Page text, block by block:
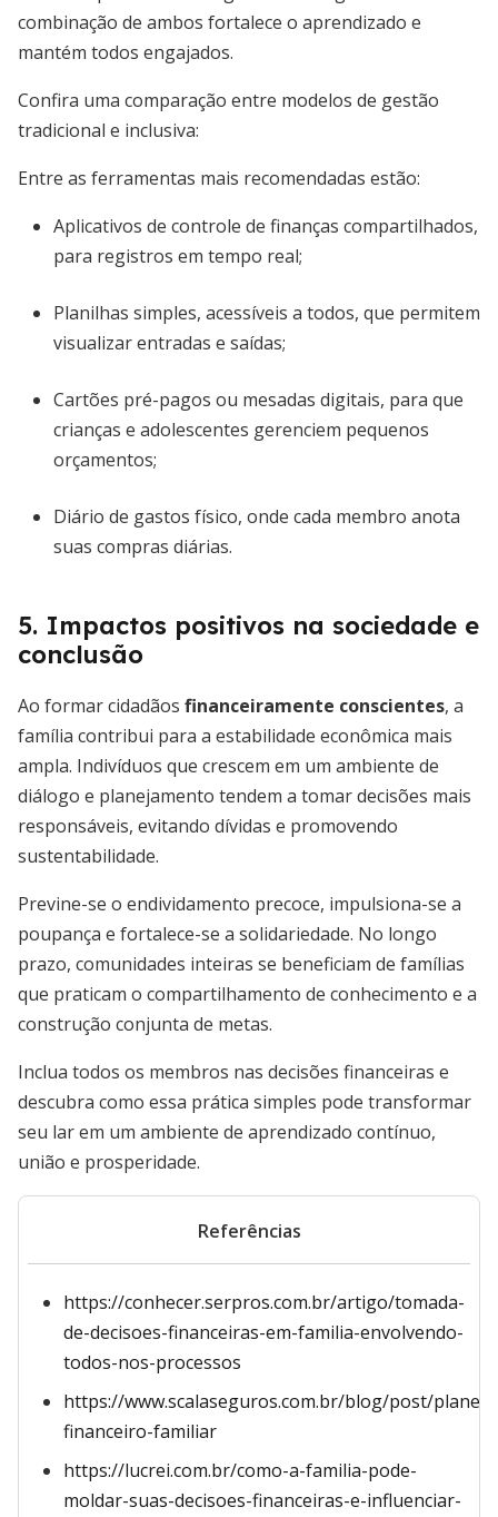
combinação de ambos fortalece o aprendizado e
mantém todos engajados.
Confira uma comparação entre modelos de gestão
tradicional e inclusiva:
Entre as ferramentas mais recomendadas estão:
Aplicativos de controle de finanças compartilhados,
para registros em tempo real;
Planilhas simples, acessíveis a todos, que permitem
visualizar entradas e saídas;
Cartões pré-pagos ou mesadas digitais, para que
crianças e adolescentes gerenciem pequenos
orçamentos;
Diário de gastos físico, onde cada membro anota
suas compras diárias.
5. Impactos positivos na sociedade e
conclusão
Ao formar cidadãos financeiramente conscientes, a
família contribui para a estabilidade econômica mais
ampla. Indivíduos que crescem em um ambiente de
diálogo e planejamento tendem a tomar decisões mais
responsáveis, evitando dívidas e promovendo
sustentabilidade.
Previne-se o endividamento precoce, impulsiona-se a
poupança e fortalece-se a solidariedade. No longo
prazo, comunidades inteiras se beneficiam de famílias
que praticam o compartilhamento de conhecimento e a
construção conjunta de metas.
Inclua todos os membros nas decisões financeiras e
descubra como essa prática simples pode transformar
seu lar em um ambiente de aprendizado contínuo,
união e prosperidade.
Referências
https://conhecer.serpros.com.br/artigo/tomada-
de-decisoes-financeiras-em-familia-envolvendo-
todos-nos-processos
https://www.scalaseguros.com.br/blog/post/
financeiro-familiar
https://lucrei.com.br/como-a-familia-pode-
moldar-suas-decisoes-financeiras-e-influenciar-